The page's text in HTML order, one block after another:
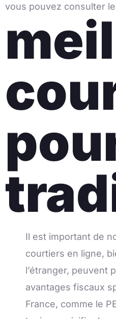
vous pouvez consulter
Il est important de
courtiers en ligne,
l’étranger, peuvent
avantages fiscaux
France, comme le